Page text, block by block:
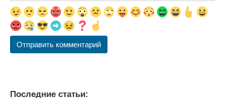
Последние статьи: